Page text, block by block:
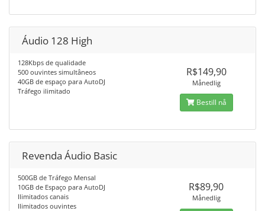
Áudio 128 High
128Kbps de qualidade
500 ouvintes simultâneos
40GB de espaço para AutoDJ
Tráfego ilimitado
R$149,90
Månedlig
Bestill nå
Revenda Áudio Basic
500GB de Tráfego Mensal
10GB de Espaço para AutoDJ
Ilimitados canais
Ilimitados ouvintes
R$89,90
Månedlig